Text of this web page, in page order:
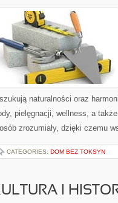
naturalności oraz
pielęgnacji, wellness, a
zrozumiały, dzięki czemu
CATEGORIES: DOM BEZ TOKSYN
I